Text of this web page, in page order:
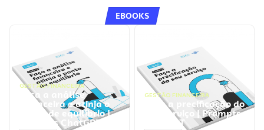
EBOOKS
GESTÃO FINANCEIRA
Faça a análise
financeira e atinja o
ponto de equilíbrio |
Prompts ChatGPT
GESTÃO FINANCEIRA
Faça a precificação do
seu serviço | Prompts
ChatGPT